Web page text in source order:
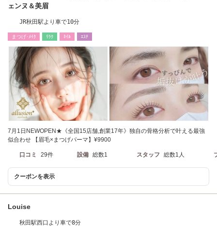
ェンヌ＆美眉
JR秋田駅より車で10分
まつげ･ﾒｲｸ ﾘﾗｸ ﾈｲﾙ ｴｽﾃ
7月1日NEWOPEN★《全国15店舗,創業17年》独自の骨格分析で叶える最強
似合わせ 【眉毛×まつげパーマ】¥9900
口コミ 29件 設備 総数1 スタッフ 総数1人
クーポンを表示
Louise
秋田駅西口より車で8分